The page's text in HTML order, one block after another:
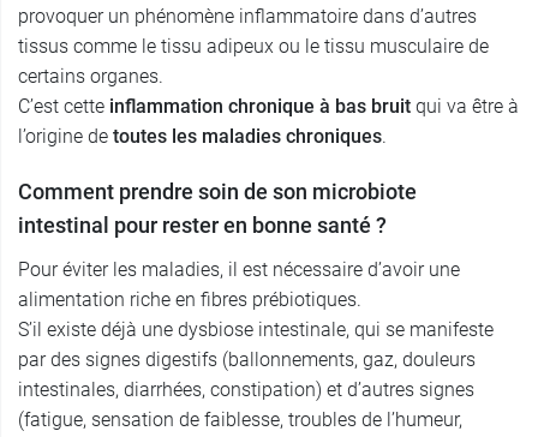
provoquer un phénomène inflammatoire dans d’autres
tissus comme le tissu adipeux ou le tissu musculaire de
certains organes.
C’est cette inflammation chronique à bas bruit qui va être à
l’origine de toutes les maladies chroniques.
Comment prendre soin de son microbiote
intestinal pour rester en bonne santé ?
Pour éviter les maladies, il est nécessaire d’avoir une
alimentation riche en fibres prébiotiques.
S’il existe déjà une dysbiose intestinale, qui se manifeste
par des signes digestifs (ballonnements, gaz, douleurs
intestinales, diarrhées, constipation) et d’autres signes
(fatigue, sensation de faiblesse, troubles de l’humeur,